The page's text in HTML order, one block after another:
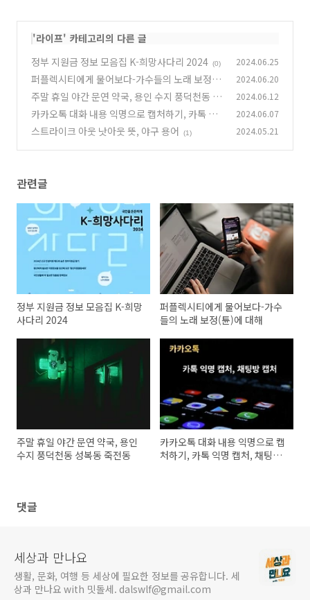
'라이프' 카테고리의 다른 글
정부 지원금 정보 모음집 K-희망사다리 2024 (0) 2024.06.25
퍼플렉시티에게 물어보다-가수들의 노래 보정
(튠)에 대해
(0)
2024.06.20
주말 휴일 야간 문연 약국, 용인 수지 풍덕천동 성
복동 죽전동
(0)
2024.06.12
카카오톡 대화 내용 익명으로 캡처하기, 카톡 익
명 캡처, 채팅방 캡처 (0)
2024.06.07
스트라이크 아웃 낫아웃 뜻, 야구 용어 (1) 2024.05.21
관련글
정부 지원금 정보 모음집 K-희망
사다리 2024
퍼플렉시티에게 물어보다-가수
들의 노래 보정(튠)에 대해
주말 휴일 야간 문연 약국, 용인
수지 풍덕천동 성복동 죽전동
카카오톡 대화 내용 익명으로 캡
처하기, 카톡 익명 캡처, 채팅방
댓글
세상과 만나요
생활, 문화, 여행 등 세상에 필요한 정보를 공유합니다. 세
상과 만나요 with 밋돌세. dalswlf@gmail.com